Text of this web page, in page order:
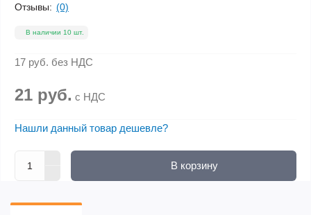
Отзывы: (0)
В наличии 10 шт.
17 руб. без НДС
21 руб. с НДС
Нашли данный товар дешевле?
В корзину